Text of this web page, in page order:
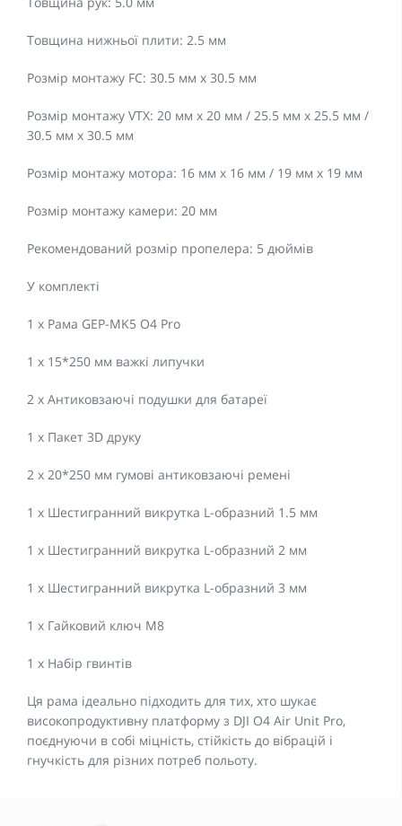
Товщина нижньої плити: 2.5 мм
Розмір монтажу FC: 30.5 мм x 30.5 мм
Розмір монтажу VTX: 20 мм x 20 мм / 25.5 мм x 25.5 мм /
30.5 мм x 30.5 мм
Розмір монтажу мотора: 16 мм x 16 мм / 19 мм x 19 мм
Розмір монтажу камери: 20 мм
Рекомендований розмір пропелера: 5 дюймів
У комплекті
1 x Рама GEP-MK5 O4 Pro
1 x 15*250 мм важкі липучки
2 x Антиковзаючі подушки для батареї
1 x Пакет 3D друку
2 x 20*250 мм гумові антиковзаючі ремені
1 x Шестигранний викрутка L-образний 1.5 мм
1 x Шестигранний викрутка L-образний 2 мм
1 x Шестигранний викрутка L-образний 3 мм
1 x Гайковий ключ M8
1 x Набір гвинтів
Ця рама ідеально підходить для тих, хто шукає
високопродуктивну платформу з DJI O4 Air Unit Pro,
поєднуючи в собі міцність, стійкість до вібрацій і
гнучкість для різних потреб польоту.